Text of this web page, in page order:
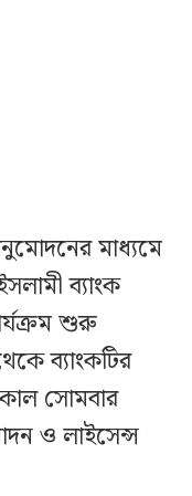
মাধ্যমে
ব্যাংক
শুরু
ব্যাংকটির
সোমবার
ও লাইসেন্স